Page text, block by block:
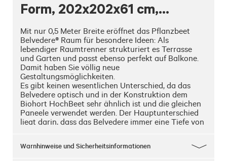
Form, 202x202x61 cm,
Dunkelgrau-metallic
Mit nur 0,5 Meter Breite eröffnet das Pflanzbeet
Belvedere® Raum für besondere Ideen: Als
lebendiger Raumtrenner strukturiert es Terrasse
und Garten und passt ebenso perfekt auf Balkone.
Damit haben Sie völlig neue
Gestaltungsmöglichkeiten.
Es gibt keinen wesentlichen Unterschied, da das
Belvedere optisch und in der Konstruktion dem
Biohort HochBeet sehr ähnlich ist und die gleichen
Paneele verwendet werden. Der Hauptunterschied
liegt darin, dass das Belvedere immer eine Tiefe von
• Extrem langlebig
Warnhinweise und Sicherheitsinformationen